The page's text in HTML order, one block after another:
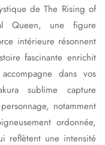
de The Rising of
Queen, une figure
intérieure résonnent
fascinante enrichit
dans vos
sublime capture
notamment
ordonnée,
reflètent une intensité